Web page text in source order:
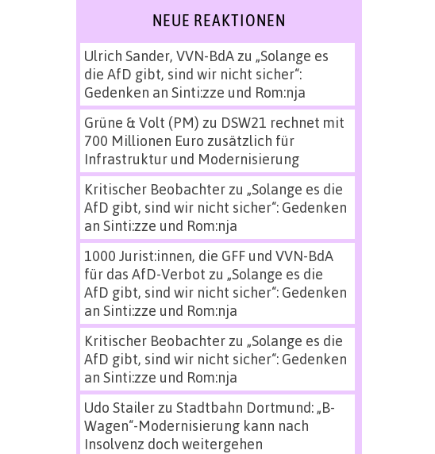
NEUE REAKTIONEN
Ulrich Sander, VVN-BdAzu „Solange es
die AfD gibt, sind wir nicht sicher“:
Gedenken an Sinti:zze und Rom:nja
Grüne & Volt (PM) zu DSW21 rechnet mit
700 Millionen Euro zusätzlich für
Infrastruktur und Modernisierung
Kritischer Beobachterzu „Solange es die
AfD gibt, sind wir nicht sicher“: Gedenken
an Sinti:zze und Rom:nja
1000 Jurist:innen, die GFF und VVN-BdA
für das AfD-Verbot zu „Solange es die
AfD gibt, sind wir nicht sicher“: Gedenken
an Sinti:zze und Rom:nja
Kritischer Beobachterzu „Solange es die
AfD gibt, sind wir nicht sicher“: Gedenken
an Sinti:zze und Rom:nja
Udo Stailerzu Stadtbahn Dortmund: „B-
Wagen“-Modernisierung kann nach
Insolvenz doch weitergehen